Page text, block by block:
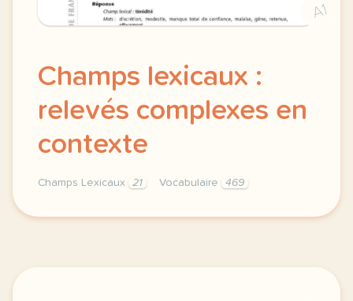
A1
Champs lexicaux :
relevés complexes en
contexte
Champs Lexicaux 21 Vocabulaire 469
champs lexicaux vocabulaire releves complexes